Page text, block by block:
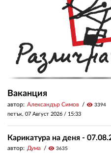
Ваканция
автор: Александър Симов visibility 3394
петък, 07 Август 2026 / 15:33
Карикатура на деня -
автор: Дума visibility 3635